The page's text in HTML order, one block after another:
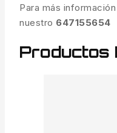
Para más
nuestro 647155654
Productos